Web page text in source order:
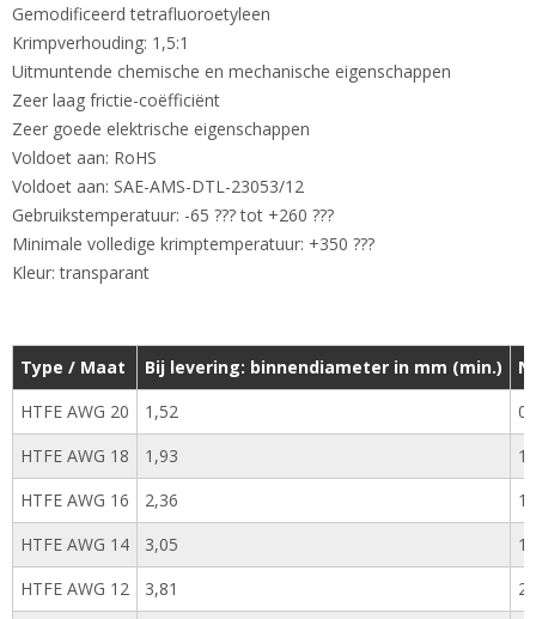
Gemodificeerd tetrafluoroetyleen
Krimpverhouding: 1,5:1
Uitmuntende chemische en mechanische eigenschappen
Zeer laag frictie-coëfficiënt
Zeer goede elektrische eigenschappen
Voldoet aan: RoHS
Voldoet aan: SAE-AMS-DTL-23053/12
Gebruikstemperatuur: -65 ??? tot +260 ???
Minimale volledige krimptemperatuur: +350 ???
Kleur: transparant
Type / Maat Bij levering: binnendiameter in mm (min.)
HTFE AWG 20
1,52
HTFE AWG 18
1,93
HTFE AWG 16
2,36
HTFE AWG 14
3,05
HTFE AWG 12
3,81